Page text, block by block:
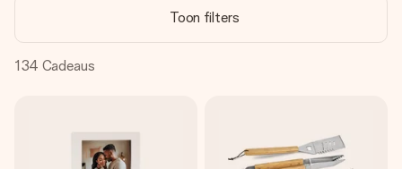
Je maakt in een paar stappen iets unieks – met haar naam,
jullie foto of een boodschap die raakt. Zonder gedoe, maar
met alle aandacht voor het moment.
Toon filters
134 Cadeaus